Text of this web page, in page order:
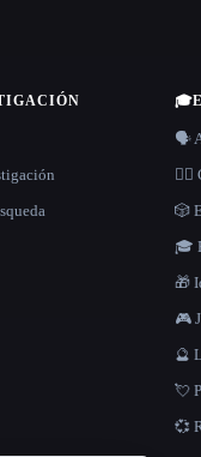
🎓
🗣️
🎲
🎓
🎁
🎮
🔮
💘
💞